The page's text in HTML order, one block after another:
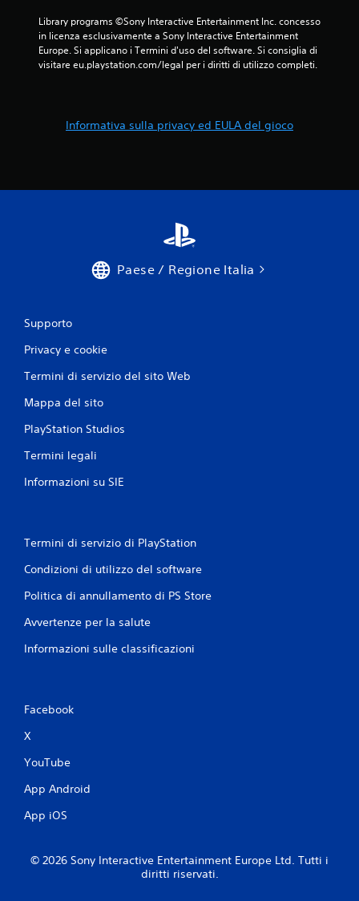
Library programs ©Sony Interactive Entertainment Inc. concesso
in licenza esclusivamente a Sony Interactive Entertainment
Europe. Si applicano i Termini d'uso del software. Si consiglia di
visitare eu.playstation.com/legal per i diritti di utilizzo completi.
Informativa sulla privacy ed EULA del gioco
Paese / Regione Italia
Supporto
Privacy e cookie
Termini di servizio del sito Web
Mappa del sito
PlayStation Studios
Termini legali
Informazioni su SIE
Termini di servizio di PlayStation
Condizioni di utilizzo del software
Politica di annullamento di PS Store
Avvertenze per la salute
Informazioni sulle classificazioni
Facebook
X
YouTube
App Android
App iOS
© 2026 Sony Interactive Entertainment Europe Ltd. Tutti i
diritti riservati.